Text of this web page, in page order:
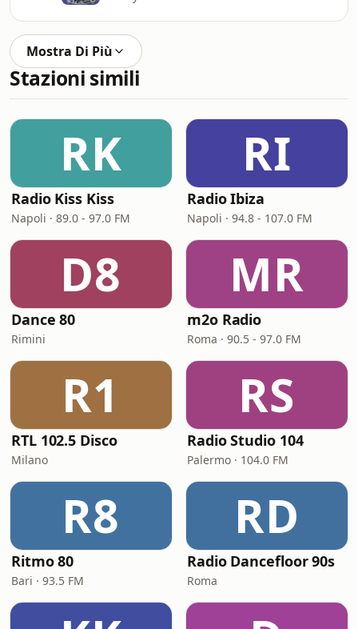
Mostra Di Più
Stazioni simili
RK
Radio Kiss Kiss
Napoli · 89.0 - 97.0 FM
RI
Radio Ibiza
Napoli · 94.8 - 107.0 FM
D8
Dance 80
Rimini
MR
m2o Radio
Roma · 90.5 - 97.0 FM
R1
RTL 102.5 Disco
Milano
RS
Radio Studio 104
Palermo · 104.0 FM
R8
Ritmo 80
Bari · 93.5 FM
RD
Radio Dancefloor 90s
Roma